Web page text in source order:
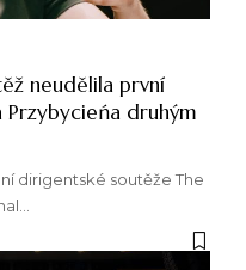
neudělila první
Przybycieńa druhým
dirigentské soutěže The